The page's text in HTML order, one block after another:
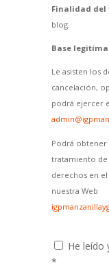
Finalidad
blog.
Base
Le asisten los
cancelación,
podrá ejercer
Podrá
tratamiento de
derechos en
nuestra Web
He leído
*